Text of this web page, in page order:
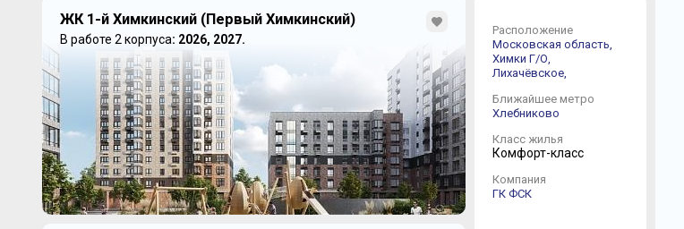
ЖК 1-й Химкинский (Первый Химкинский)
В работе 2 корпуса: 2026, 2027.
Расположение
Московская область,
Химки Г/О,
Лихачёвское,
Ближайшее метро
Хлебниково
Класс жилья
Комфорт-класс
Компания
ГК ФСК